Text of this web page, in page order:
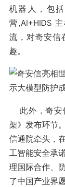
机器人，包
营,AI+HIDS
流，对奇安信
趣。
此外，奇安
架》发布环节
信通院牵头，
工智能安全承
理国际合作、
了中国产业界